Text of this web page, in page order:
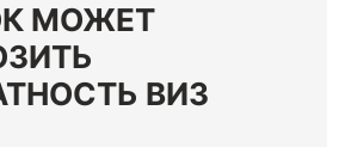
МОЖЕТ
ВИЗ